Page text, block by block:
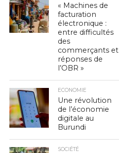
« Machines de
facturation
électronique :
entre difficultés
des
commerçants et
réponses de
l’OBR »
ECONOMIE
Une révolution
de l’économie
digitale au
Burundi
SOCIÉTÉ